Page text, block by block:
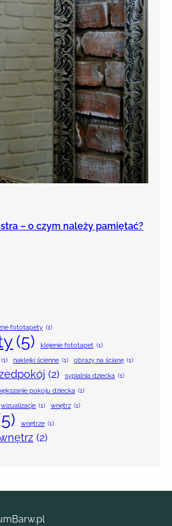
– o czym należy pamiętać?
fototapety (1)
(5) klejenie fototapet (1)
(1) naklejki ścienne (1) obrazy na ścianę (1)
(2) sypialnia dziecka (1)
pokoju dziecka (1)
wizualizacje (1) wnętrz (1)
wnętrze (1)
(2)